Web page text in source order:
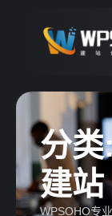
分
建站
WPSOHO专